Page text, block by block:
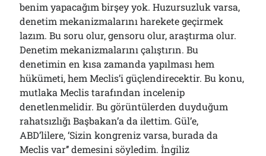
benim yapacağım birşey yok. Huzursuzluk varsa,
denetim mekanizmalarını harekete geçirmek
lazım. Bu soru olur, gensoru olur, araştırma olur.
Denetim mekanizmalarını çalıştırın. Bu
denetimin en kısa zamanda yapılması hem
hükümeti, hem Meclis’i güçlendirecektir. Bu konu,
mutlaka Meclis tarafından incelenip
denetlenmelidir. Bu görüntülerden duyduğum
rahatsızlığı Başbakan’a da ilettim. Gül’e,
ABD’lilere, ‘Sizin kongreniz varsa, burada da
Meclis var’’ demesini söyledim. İngiliz